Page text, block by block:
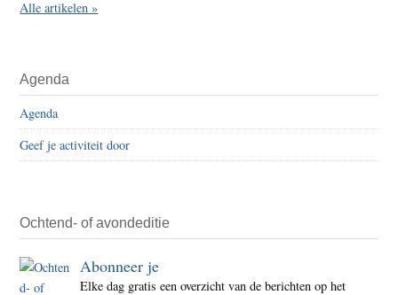
Alle artikelen »
Agenda
Agenda
Geef je activiteit door
Ochtend- of avondeditie
Abonneer je
Elke dag gratis een overzicht van de berichten op het